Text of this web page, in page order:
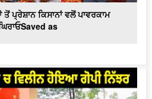
ਦੀ
ਤੋਂ ਪ੍ਰੇਸ਼ਾਨ ਕਿਸਾਨਾਂ ਵਲੋਂ ਪਾਵਰਕਾਮ
as